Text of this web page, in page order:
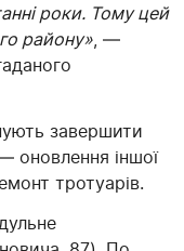
роки. Тому цей
району», —
завершити
оновлення іншої
тротуарів.